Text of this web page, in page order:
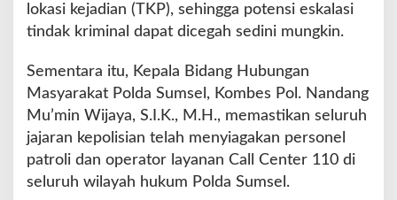
lokasi kejadian (TKP), sehingga potensi eskalasi
tindak kriminal dapat dicegah sedini mungkin.
Sementara itu, Kepala Bidang Hubungan
Masyarakat Polda Sumsel, Kombes Pol. Nandang
Mu’min Wijaya, S.I.K., M.H., memastikan seluruh
jajaran kepolisian telah menyiagakan personel
patroli dan operator layanan Call Center 110 di
seluruh wilayah hukum Polda Sumsel.